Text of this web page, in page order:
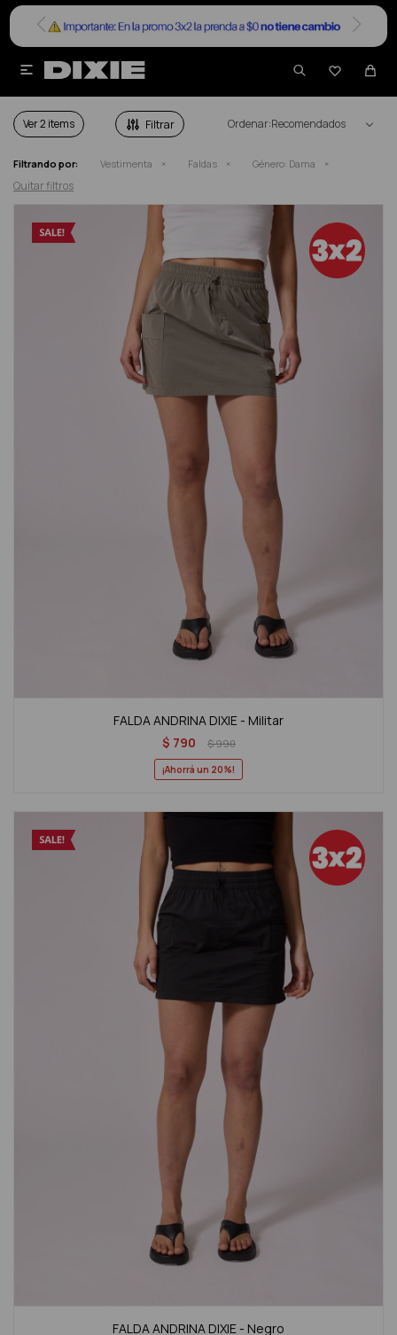


FALDAS DAMA EN SALE
Ver Recomendados
Filtrando por: Vestimenta Faldas Género: Dama
Quitar filtros
FALDA ANDRINA DIXIE - Militar
$ 790 $990
20
FALDA ANDRINA DIXIE - Negro